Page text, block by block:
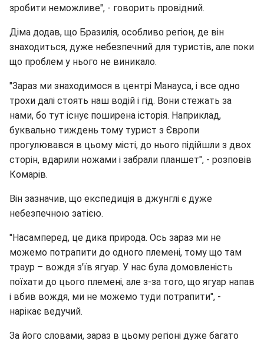
зробити неможливе", - говорить провідний.
Діма додав, що Бразилія, особливо регіон, де він
знаходиться, дуже небезпечний для туристів, але поки
що проблем у нього не виникало.
"Зараз ми знаходимося в центрі Манауса, і все одно
трохи далі стоять наш водій і гід. Вони стежать за
нами, бо тут існує поширена історія. Наприклад,
буквально тиждень тому турист з Європи
прогулювався в цьому місті, до нього підійшли з двох
сторін, вдарили ножами і забрали планшет", - розповів
Комарів.
Він зазначив, що експедиція в джунглі є дуже
небезпечною затією.
"Насамперед, це дика природа. Ось зараз ми не
можемо потрапити до одного племені, тому що там
траур – вождя з'їв ягуар. У нас була домовленість
поїхати до цього племені, але з-за того, що ягуар напав
і вбив вождя, ми не можемо туди потрапити", -
нарікає ведучий.
За його словами, зараз в цьому регіоні дуже багато